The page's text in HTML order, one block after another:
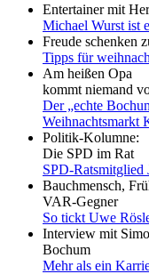
Entertainer mit
Michael Wurst ist
Freude schenken
Tipps für
Am heißen Opa
kommt niemand
Der „echte
Weihnachtsmarkt
Politik-Kolumne:
Die SPD im Rat
SPD-Ratsmitglied
Bauchmensch,
VAR-Gegner
So tickt Uwe
Interview mit
Bochum
Mehr als ein